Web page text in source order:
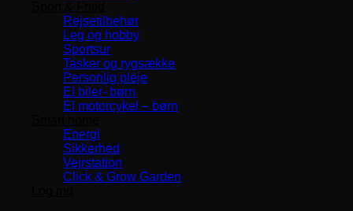
Rejsetilbehør
Leg og hobby
Sportsur
Tasker og rygsække
Personlig pleje
El biler- børn
El motorcykel – børn
Energi
Sikkerhed
Vejrstation
Click & Grow Garden